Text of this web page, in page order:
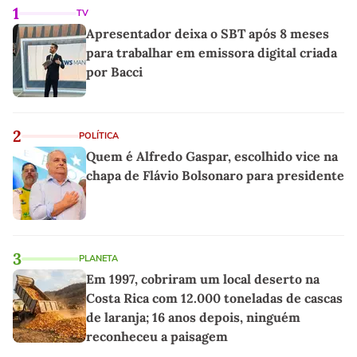
1 TV
Apresentador deixa o SBT após 8 meses
para trabalhar em emissora digital criada
por Bacci
2 POLÍTICA
Quem é Alfredo Gaspar, escolhido vice na
chapa de Flávio Bolsonaro para presidente
3 PLANETA
Em 1997, cobriram um local deserto na
Costa Rica com 12.000 toneladas de cascas
de laranja; 16 anos depois, ninguém
reconheceu a paisagem